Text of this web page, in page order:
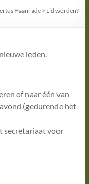
Haanrade > Lid worden?
leden.
of naar één van
(gedurende het
secretariaat voor